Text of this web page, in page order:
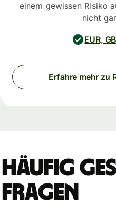
einem gewissen Risiko
nicht
EUR,
Erfahre mehr zu
Häufig
Fragen